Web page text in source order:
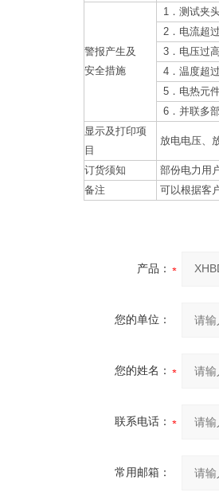
警报产生及
安全措施
1 ．测试夹
2 ．电流超
3 ．电压过
4 ．温度超
5 ．电热元
6 ．并联多
显示及打印项
目
放电电压、
订货须知
部份电力用
备注
可以根据客
产品：
您的单位：
您的姓名：
联系电话：
常用邮箱：